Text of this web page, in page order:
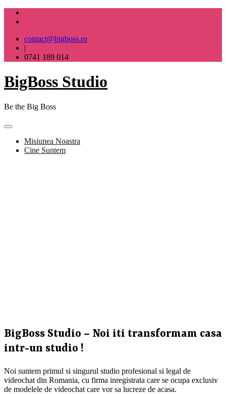
Skip
contact@bigboss.ro
|
0741 189 014
BigBoss Studio
Be the Big Boss
Misiunea Noastra
Cine Suntem
BigBoss Studio – Noi iti transformam casa
intr-un studio !
Noi suntem primul si singurul studio profesional si legal de
videochat din Romania, cu firma inregistrata care se ocupa exclusiv
de modelele de videochat care vor sa lucreze de acasa.